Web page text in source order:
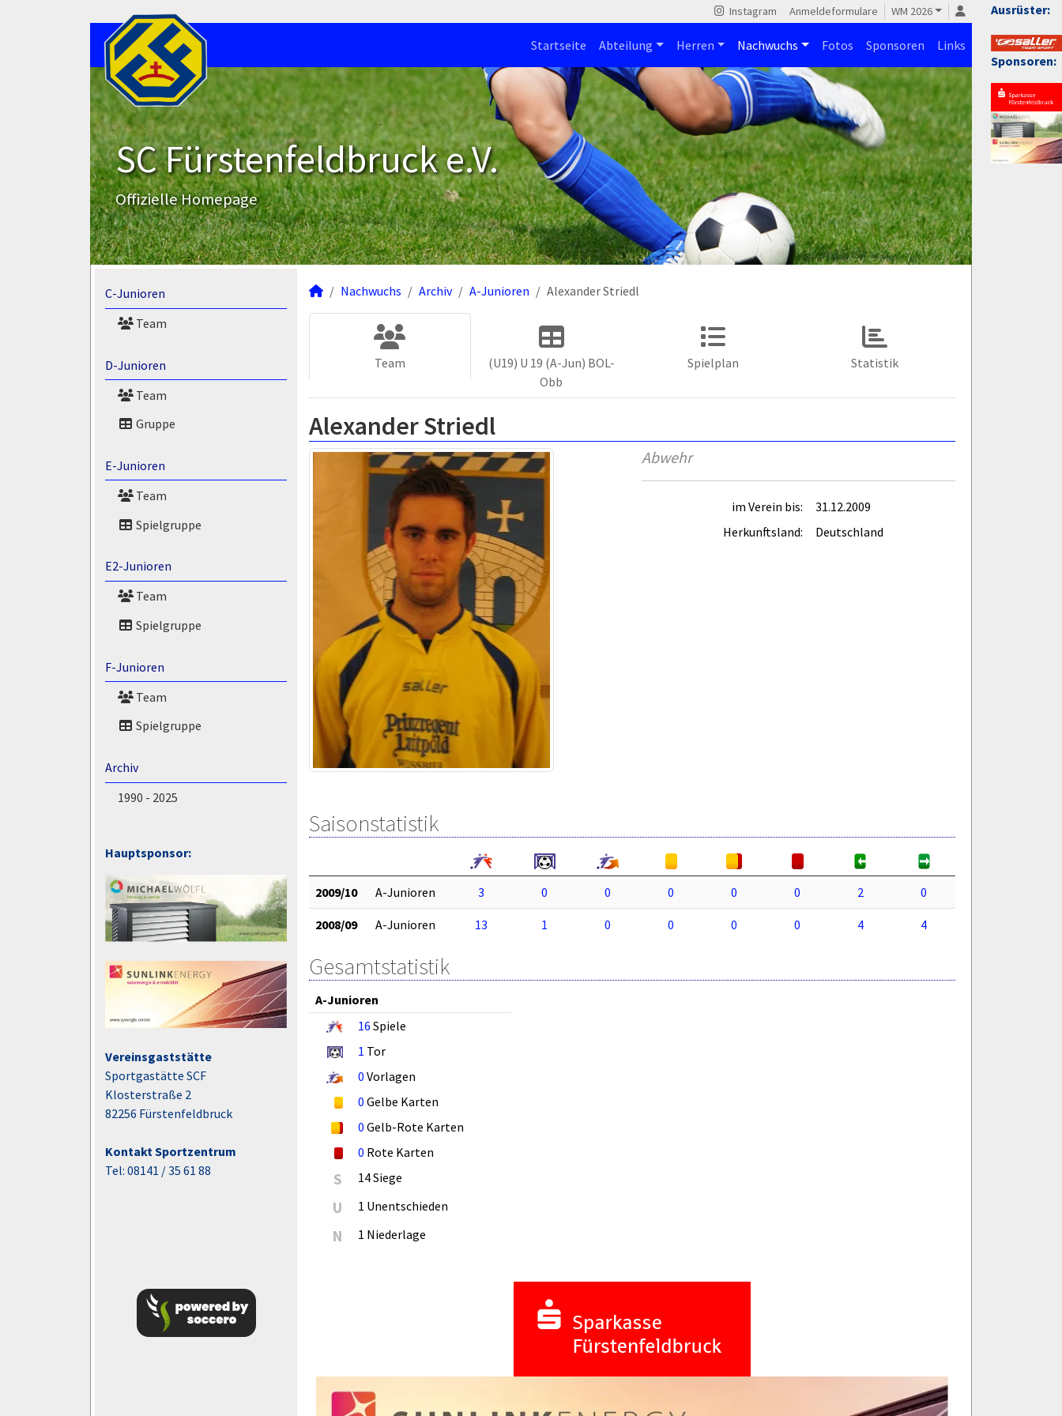
Ausrüster:
Sponsoren:
Instagram Anmeldeformulare WM 2026
Startseite Abteilung Herren Nachwuchs Fotos Sponsoren Links
SC Fürstenfeldbruck e.V.
Offizielle Homepage
C-Junioren
Team
D-Junioren
Team
Gruppe
E-Junioren
Team
Spielgruppe
E2-Junioren
Team
Spielgruppe
F-Junioren
Team
Spielgruppe
Archiv
1990 - 2025
Hauptsponsor:
Vereinsgaststätte
Sportgastätte SCF
Klosterstraße 2
82256 Fürstenfeldbruck
Kontakt Sportzentrum
Tel: 08141 / 35 61 88
Nachwuchs Archiv A-Junioren Alexander Striedl
Team
(U19) U 19 (A-Jun) BOL-
Obb
Spielplan Statistik
Alexander Striedl
Abwehr
im Verein bis:
31.12.2009
Herkunftsland:
Deutschland
Saisonstatistik
2009/10 A-Junioren 3 0 0 0 0 0 2 0
2008/09 A-Junioren 13 1 0 0 0 0 4 4
Gesamtstatistik
A-Junioren
16 Spiele
1 Tor
0 Vorlagen
0 Gelbe Karten
0 Gelb-Rote Karten
0 Rote Karten
S 14 Siege
U 1 Unentschieden
N 1 Niederlage